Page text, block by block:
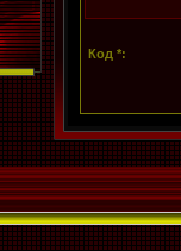
Код *: